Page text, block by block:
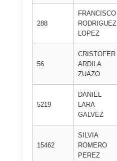
288
FRANCISCO
RODRIGUEZ
LOPEZ
56
CRISTOFER
ARDILA
ZUAZO
5219
DANIEL
LARA
GALVEZ
15462
SILVIA
ROMERO
PEREZ